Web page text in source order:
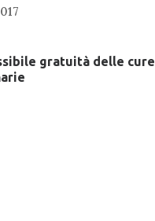
gratuità delle cure